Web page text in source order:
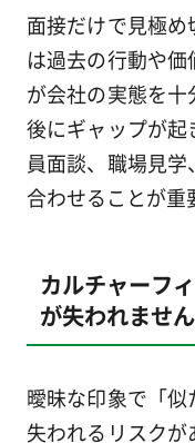
面接だけで見極
は過去の行動や
が会社の実態を
後にギャップが
員面談、職場見
合わせることが重
カルチャーフ
が失われませ
曖昧な印象で「
失われるリスク